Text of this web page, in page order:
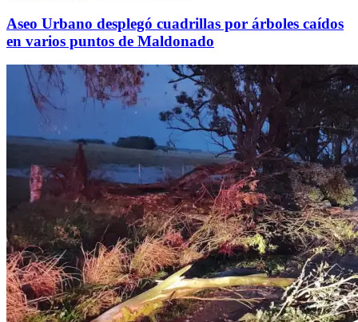
Aseo Urbano desplegó cuadrillas por árboles caídos
en varios puntos de Maldonado